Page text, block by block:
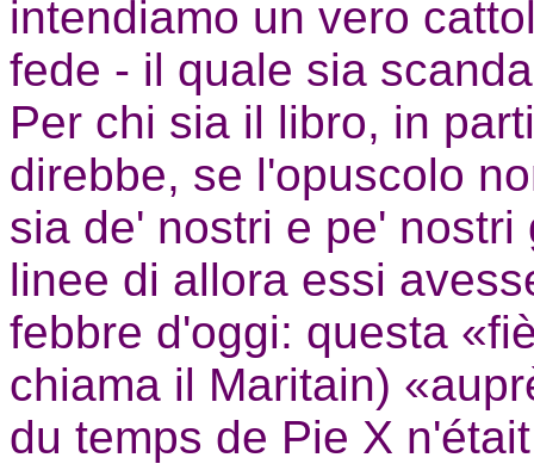
intendiamo un vero
fede - il quale sia
Per chi sia il libro, in
direbbe, se l'opuscolo
sia de' nostri e pe'
linee di allora essi
febbre d'oggi: questa
chiama il Maritain)
du temps de Pie X